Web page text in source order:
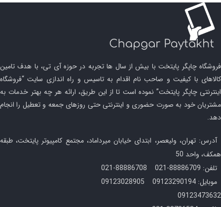
فروشگاه چاپگر پایتخت با بیش از سال ها تجربه در حوزه آی تی، با هدف تامین
کالاهای با کیفیت و صاحب نام اقدام به تاسیس و راه اندازی سایت “فروشگاه
اینترنتی چاپگر پایتخت” نموده است تا از این طریق، ارائه هر چه بهتر خدمات به
مشتریان خود به صورت حضوری و اینترنتی حتی روزهای جمعه و تعطیل را انجام
دهد.
آدرس: تهران، ولیعصر، ابتدای خیابان میرداماد، مجتمع کامپیوتر پایتخت، طبقه
همکف، واحد 50
تلفن: 88886709-021 88886708-021
موبایل: 09123290194 09123028905
09123473632